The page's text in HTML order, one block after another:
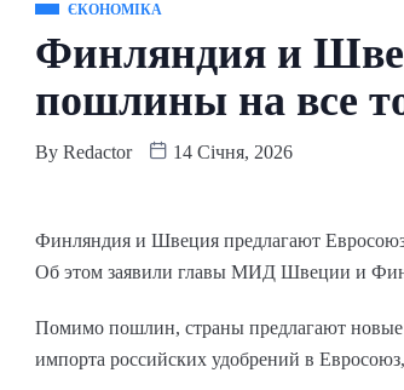
ЄКОНОМІКА
Финляндия и
пошлины на все
By Redactor 14 Січня, 2026
Финляндия и Швеция предлагают
Об этом заявили главы МИД Швеции и
Помимо пошлин, страны предлагают новые
импорта российских удобрений в